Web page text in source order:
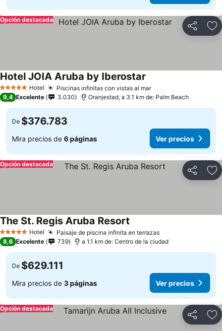
Compartir
Opción destacada
5 Estrellas Hotel Piscinas infinitas con vistas al mar
Hotel JOIA Aruba by Iberostar
9,4 Excelente 3.030 Oranjestad, a 3.1 km de: Palm Beach
De $376.783
Mira precios de 6 páginas Ver precios
Compartir
Opción destacada
5 Estrellas Hotel Paisaje de piscina infinita en terrazas
The St. Regis Aruba Resort
8,6 Excelente 739 a 1.1 km de: Centro de la ciudad
De $629.111
Mira precios de 3 páginas Ver precios
Compartir
Opción destacada